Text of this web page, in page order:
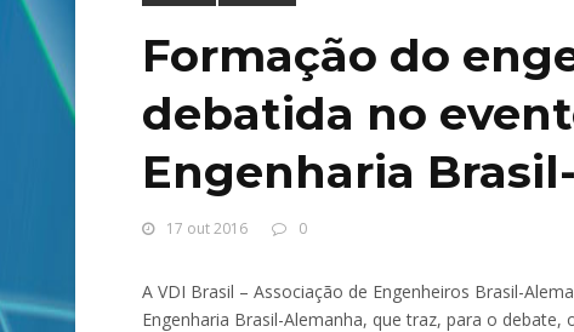
Formação do
debatida no
Engenharia
17 out 2016 0
A VDI Brasil – Associação de Engenheiros Brasil-
Engenharia Brasil-Alemanha, que traz, para o